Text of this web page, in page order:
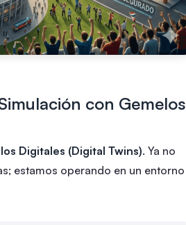
con Gemelos
Digitales (Digital Twins). Ya no
estamos operando en un entorno